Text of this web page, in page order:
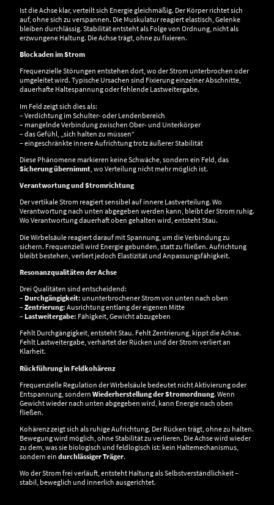
Ist die Achse klar, verteilt sich Energie gleichmäßig. Der Körper richtet sich
auf, ohne sich zu verspannen. Die Muskulatur reagiert elastisch, Gelenke
bleiben durchlässig. Stabilität entsteht als Folge von Ordnung, nicht als
erzwungene Haltung. Die Achse trägt, ohne zu fixieren.
Blockaden im Strom
Frequenzielle Störungen entstehen dort, wo der Strom unterbrochen oder
umgeleitet wird. Typische Ursachen sind Fixierung einzelner Abschnitte,
dauerhafte Haltespannung oder fehlende Lastweitergabe.
Im Feld zeigt sich dies als:
– Verdichtung im Schulter- oder Lendenbereich
– mangelnde Verbindung zwischen Ober- und Unterkörper
– das Gefühl, „sich halten zu müssen“
– eingeschränkte innere Aufrichtung trotz äußerer Stabilität
Diese Phänomene markieren keine Schwäche, sondern ein Feld, das
Sicherung übernimmt , wo Verteilung nicht mehr möglich ist.
Verantwortung und Stromrichtung
Der vertikale Strom reagiert sensibel auf innere Lastverteilung. Wo
Verantwortung nach unten abgegeben werden kann, bleibt der Strom ruhig.
Wo Verantwortung dauerhaft oben gehalten wird, entsteht Stau.
Die Wirbelsäule reagiert darauf mit Spannung, um die Verbindung zu
sichern. Frequenziell wird Energie gebunden, statt zu fließen. Aufrichtung
bleibt bestehen, verliert jedoch Elastizität und Anpassungsfähigkeit.
Resonanzqualitäten der Achse
Drei Qualitäten sind entscheidend:
– Durchgängigkeit: ununterbrochener Strom von unten nach oben
–Zentrierung: Ausrichtung entlang der eigenen Mitte
– Lastweitergabe: Fähigkeit, Gewicht abzugeben
Fehlt Durchgängigkeit, entsteht Stau. Fehlt Zentrierung, kippt die Achse.
Fehlt Lastweitergabe, verhärtet der Rücken und der Strom verliert an
Klarheit.
Rückführung in Feldkohärenz
Frequenzielle Regulation der Wirbelsäule bedeutet nicht Aktivierung oder
Entspannung, sondern Wiederherstellung der Stromordnung. Wenn
Gewicht wieder nach unten abgegeben wird, kann Energie nach oben
fließen.
Kohärenz zeigt sich als ruhige Aufrichtung. Der Rücken trägt, ohne zu halten.
Bewegung wird möglich, ohne Stabilität zu verlieren. Die Achse wird wieder
zu dem, was sie biologisch und feldlogisch ist: kein Haltemechanismus,
sondern ein durchlässiger Träger.
Wo der Strom frei verläuft, entsteht Haltung als Selbstverständlichkeit –
stabil, beweglich und innerlich ausgerichtet.